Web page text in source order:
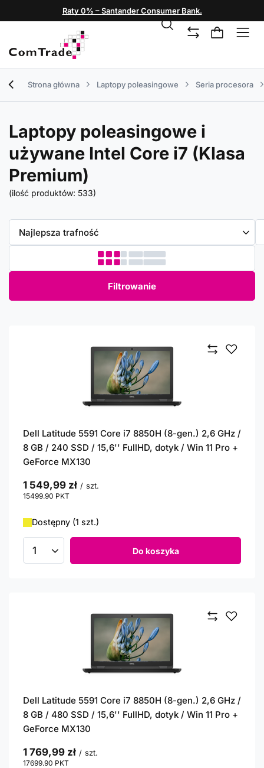
Raty 0% – Santander Consumer Bank.
Strona główna Laptopy poleasingowe Seria procesora
Laptopy poleasingowe i
używane Intel Core i7 (Klasa
Premium)
(ilość produktów: 533)
Zmień sortowanie
Najlepsza trafność
Filtrowanie
Dell Latitude 5591 Core i7 8850H (8-gen.) 2,6 GHz /
8 GB / 240 SSD / 15,6'' FullHD, dotyk / Win 11 Pro +
GeForce MX130
1 549,99 zł / szt.
15499.90 PKT
Dostępny (1 szt.)
Ilość produktów Do koszyka
Dell Latitude 5591 Core i7 8850H (8-gen.) 2,6 GHz /
8 GB / 480 SSD / 15,6'' FullHD, dotyk / Win 11 Pro +
GeForce MX130
1 769,99 zł / szt.
17699.90 PKT